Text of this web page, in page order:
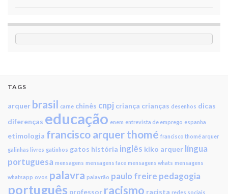
TAGS
arquer brasil carne chinês cnpj criança crianças desenhos dicas
diferenças educação enem entrevista de emprego espanha
etimologia francisco arquer thomé francisco thomé arquer
galinhas livres gatinhos gatos história inglês kiko arquer língua
portuguesa mensagens mensagens face mensagens whats mensagens
whatsapp ovos palavra palavrão paulo freire pedagogia
português professor racismo racista redes sociais